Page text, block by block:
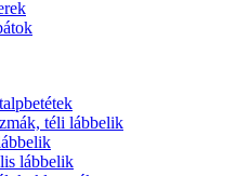
téli lábbelik
lábbelik